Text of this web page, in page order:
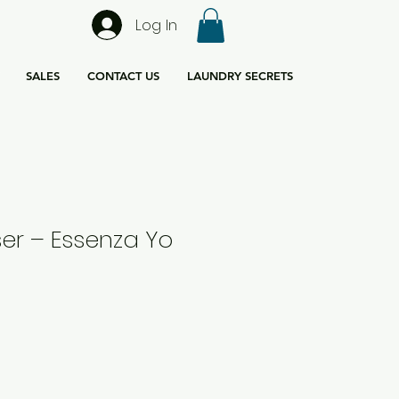
Log In
SALES CONTACT US LAUNDRY SECRETS
– Essenza Yo